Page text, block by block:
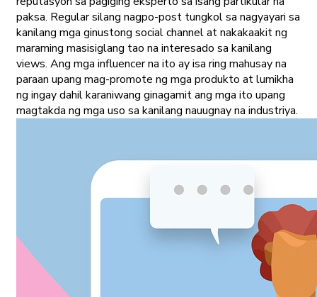
paksa. Regular silang nagpo-post tungkol sa nagyayari sa
kanilang mga ginustong social channel at nakakaakit ng
maraming masisiglang tao na interesado sa kanilang
views. Ang mga influencer na ito ay isa ring mahusay na
paraan upang mag-promote ng mga produkto at lumikha
ng ingay dahil karaniwang ginagamit ang mga ito upang
magtakda ng mga uso sa kanilang nauugnay na industriya.